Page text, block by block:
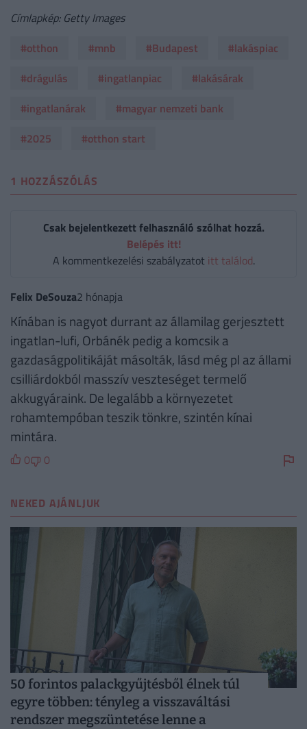
Címlapkép: Getty Images
#otthon
#mnb #Budapest
#lakáspiac
#drágulás
#ingatlanpiac
#lakásárak
#ingatlanárak
#magyar nemzeti bank
#2025
#otthon start
1 HOZZÁSZÓLÁS
Csak bejelentkezett felhasználó szólhat hozzá.
Belépés itt!
A kommentkezelési szabályzatot itt találod.
Felix DeSouza2 hónapja
Kínában is nagyot durrant az államilag gerjesztett
ingatlan-lufi, Orbánék pedig a komcsik a
gazdaságpolitikáját másolták, lásd még pl az állami
csilliárdokból masszív veszteséget termelő
akkugyáraink. De legalább a környezetet
rohamtempóban teszik tönkre, szintén kínai
mintára.
0 0
NEKED AJÁNLJUK
50 forintos palackgyűjtésből élnek túl
egyre többen: tényleg a visszaváltási
rendszer megszüntetése lenne a